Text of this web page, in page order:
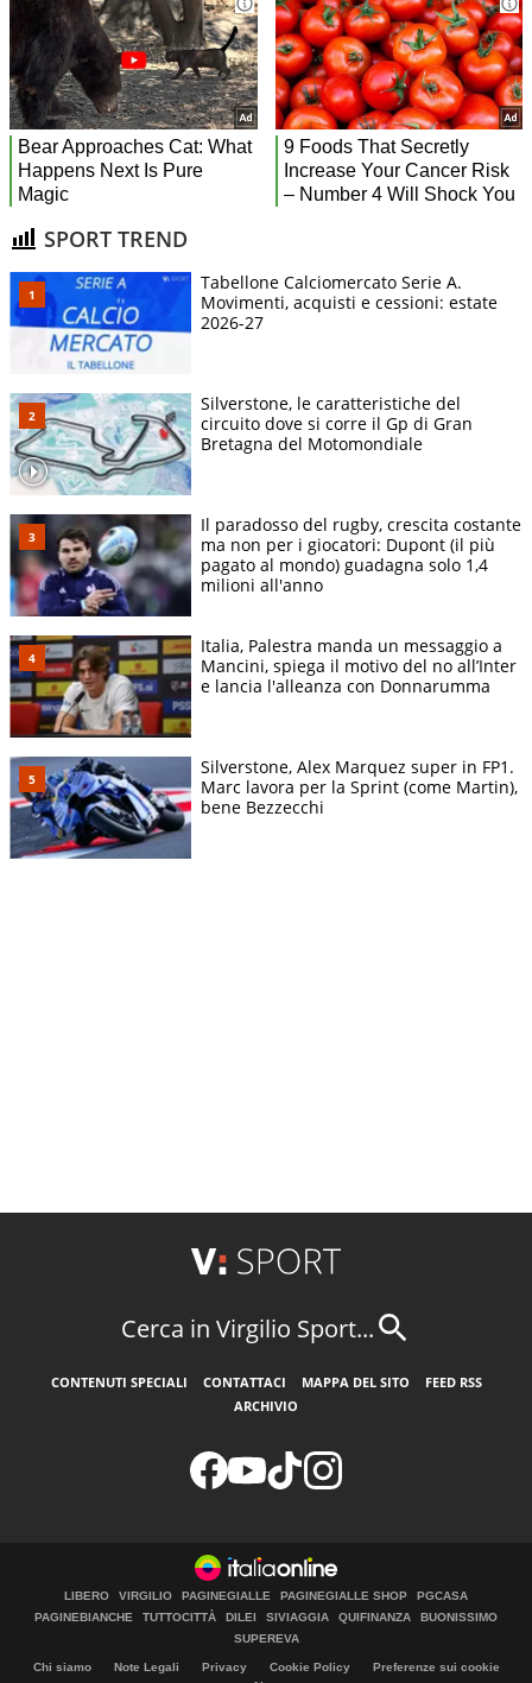
SPORT TREND
Tabellone Calciomercato Serie A.
Movimenti, acquisti e cessioni: estate
2026-27
Silverstone, le caratteristiche del
circuito dove si corre il Gp di Gran
Bretagna del Motomondiale
Il paradosso del rugby, crescita costante
ma non per i giocatori: Dupont (il più
pagato al mondo) guadagna solo 1,4
milioni all'anno
Italia, Palestra manda un messaggio a
Mancini, spiega il motivo del no all’Inter
e lancia l'alleanza con Donnarumma
Silverstone, Alex Marquez super in FP1.
Marc lavora per la Sprint (come Martin),
bene Bezzecchi
Cerca in Virgilio Sport...
CONTENUTI SPECIALI CONTATTACI MAPPA DEL SITO
FEED RSS
ARCHIVIO
LIBERO VIRGILIO PAGINEGIALLE PAGINEGIALLE SHOP
PGCASA
PAGINEBIANCHE
TUTTOCITTÀ DILEI SIVIAGGIA QUIFINANZA
BUONISSIMO
SUPEREVA
Chi siamo Note Legali Privacy Cookie Policy
Preferenze sui cookie